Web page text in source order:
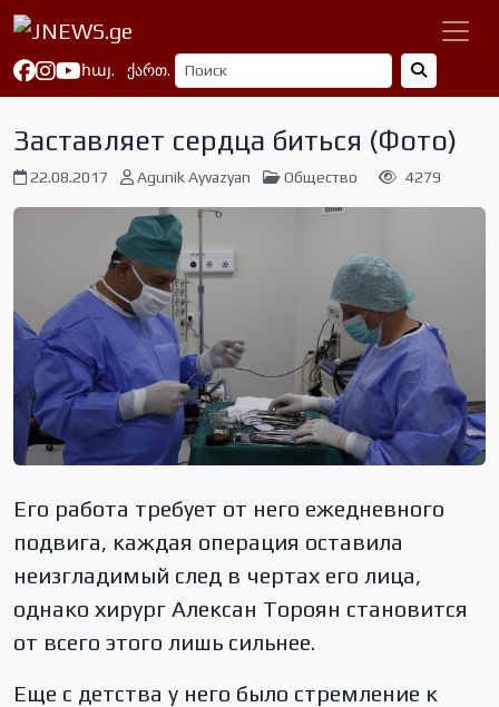
հայ. ქართ.
Заставляет сердца биться (Фото)
22.08.2017 Agunik Ayvazyan Общество 4279
Его работа требует от него ежедневного
подвига, каждая операция оставила
неизгладимый след в чертах его лица,
однако хирург Алексан Тороян становится
от всего этого лишь сильнее.
Еще с детства у него было стремление к